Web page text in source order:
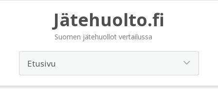
Jätehuolto.fi
Suomen jätehuollot vertailussa